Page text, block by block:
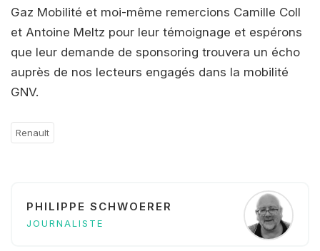
Gaz Mobilité et moi-même remercions Camille Coll
et Antoine Meltz pour leur témoignage et espérons
que leur demande de sponsoring trouvera un écho
auprès de nos lecteurs engagés dans la mobilité
GNV.
Renault
PHILIPPE SCHWOERER
JOURNALISTE